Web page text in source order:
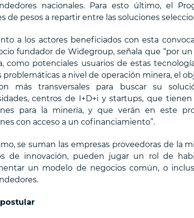
nacionales. Para esto último, el
de pesos a repartir entre las soluciones
a los actores beneficiados con esta
fundador de Widegroup, señala que “por
como potenciales usuarios de estas
problemáticas a nivel de operación minera, el
más transversales para buscar su
centros de I+D+i y startups, que
para la minería, y que verán en este
con acceso a un cofinanciamiento”.
se suman las empresas proveedoras de la
de innovación, pueden jugar un rol de
un modelo de negocios común, o